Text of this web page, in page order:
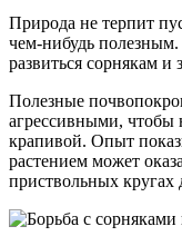
Природа не терпит
чем-нибудь полезным.
развиться сорнякам и
Полезные
агрессивными, чтобы
крапивой. Опыт
растением может
приствольных кругах